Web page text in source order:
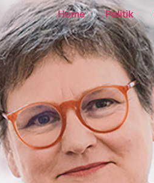
Home Politik